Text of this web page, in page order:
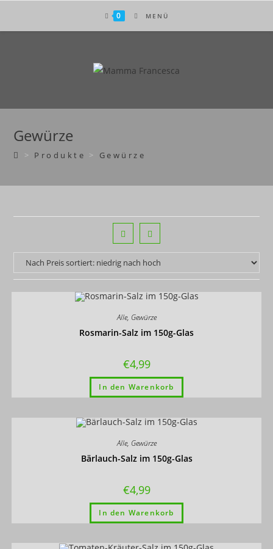
0 MENÜ
Gewürze
> Produkte > Gewürze
Alle, Gewürze
Rosmarin-Salz im 150g-Glas
€4,99
In den Warenkorb
Alle, Gewürze
Bärlauch-Salz im 150g-Glas
€4,99
In den Warenkorb